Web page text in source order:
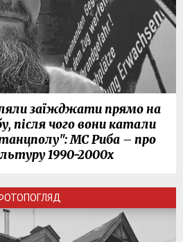
заїжджати прямо на
після чого вони катали
МС Риба – про
1990-2000х